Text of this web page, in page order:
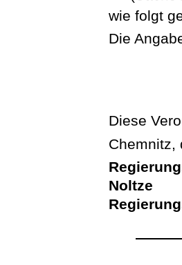
wie folgt
Die
Diese
Chemnitz,
Noltze